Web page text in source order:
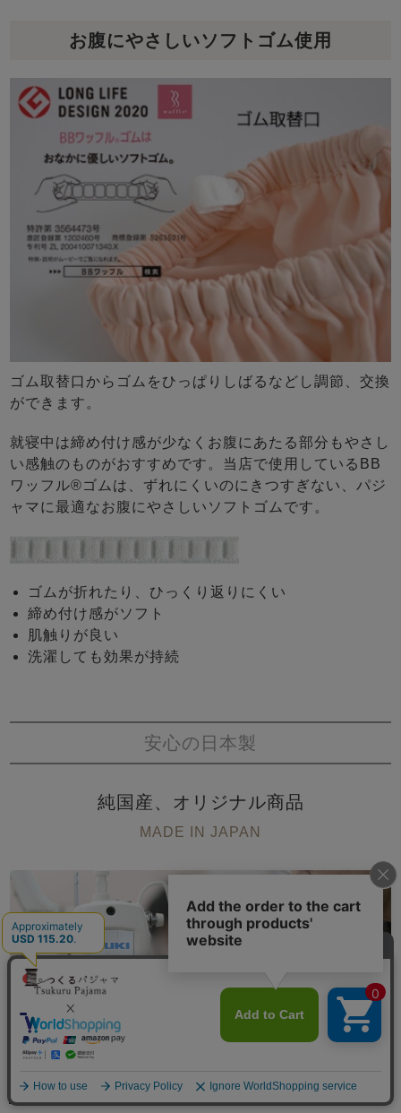
メニュー
お腹にやさしいソフトゴム使用
ゴム取替口からゴムをひっぱりしばるなどし調節、交換
ができます。
就寝中は締め付け感が少なくお腹にあたる部分もやさし
い感触のものがおすすめです。当店で使用しているBB
ワッフル®ゴムは、ずれにくいのにきつすぎない、パジ
ャマに最適なお腹にやさしいソフトゴムです。
ゴムが折れたり、ひっくり返りにくい
締め付け感がソフト
肌触りが良い
洗濯しても効果が持続
安心の日本製
純国産、オリジナル商品
MADE IN JAPAN